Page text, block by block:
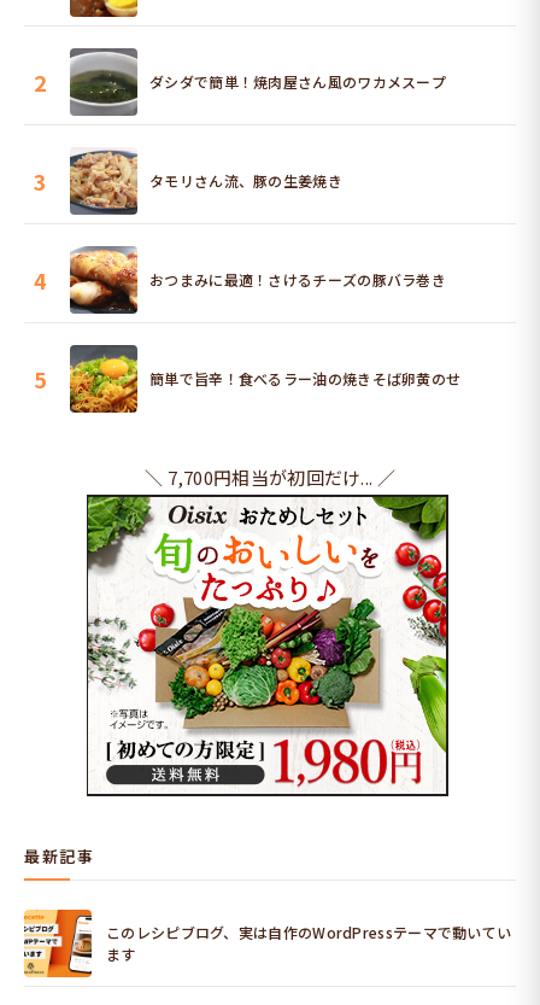
2 ダシダで簡単！焼肉屋さん風のワカメスープ
3 タモリさん流、豚の生姜焼き
4 おつまみに最適！さけるチーズの豚バラ巻き
5 簡単で旨辛！食べるラー油の焼きそば卵黄のせ
＼ 7,700円相当が初回だけ... ／
最新記事
このレシピブログ、実は自作のWordPressテーマで動いてい
ます